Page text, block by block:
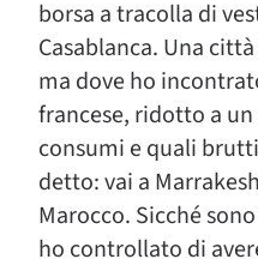
borsa a tracolla di
Casablanca. Una
ma dove ho
francese, ridotto a
consumi e quali
detto: vai a
Marocco. Sicché
ho controllato di